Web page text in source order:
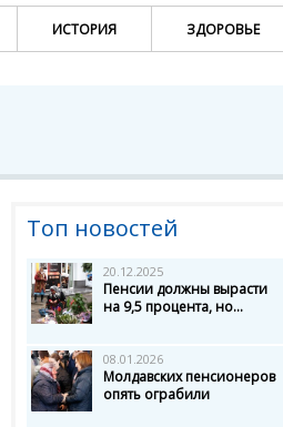
ИСТОРИЯ ЗДОРОВЬЕ
Топ новостей
20.12.2025
Пенсии должны вырасти
на 9,5 процента, но...
08.01.2026
Молдавских пенсионеров
опять ограбили